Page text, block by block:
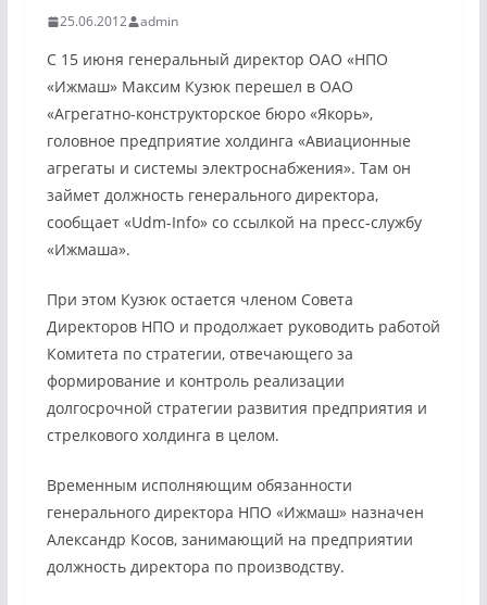
25.06.2012 admin
С 15 июня генеральный директор ОАО «НПО
«Ижмаш» Максим Кузюк перешел в ОАО
«Агрегатно-конструкторское бюро «Якорь»,
головное предприятие холдинга «Авиационные
агрегаты и системы электроснабжения». Там он
займет должность генерального директора,
сообщает «Udm-Info» со ссылкой на пресс-службу
«Ижмаша».
При этом Кузюк остается членом Совета
Директоров НПО и продолжает руководить работой
Комитета по стратегии, отвечающего за
формирование и контроль реализации
долгосрочной стратегии развития предприятия и
стрелкового холдинга в целом.
Временным исполняющим обязанности
генерального директора НПО «Ижмаш» назначен
Александр Косов, занимающий на предприятии
должность директора по производству.